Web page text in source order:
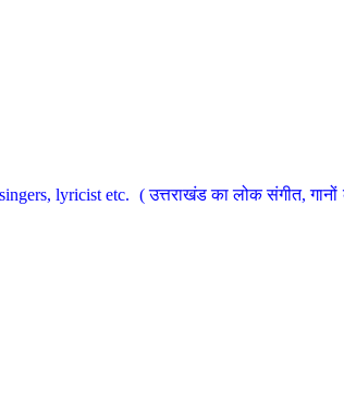
lyricist etc. ( उत्तराखंड का लोक संगीत,